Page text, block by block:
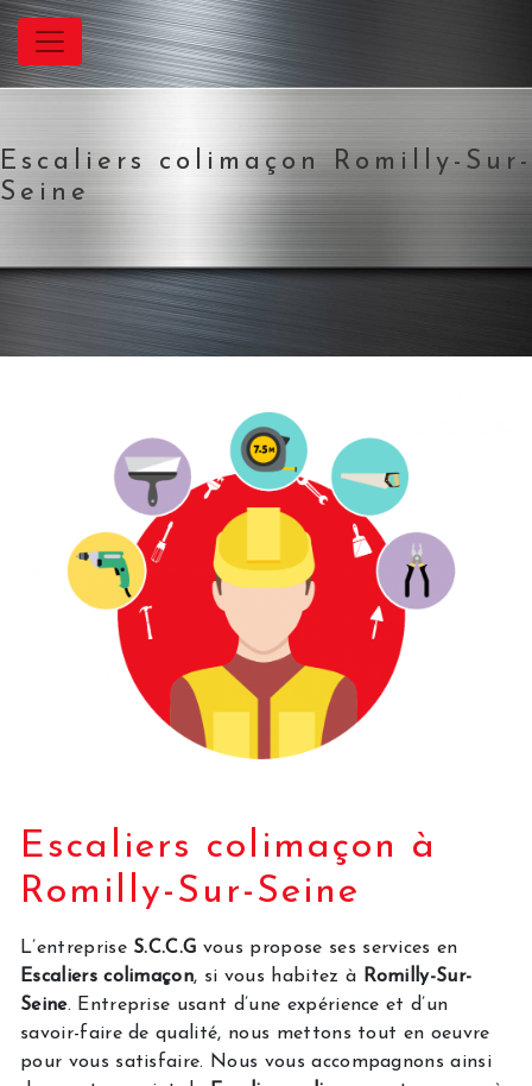
Panneau de gestion des cookies
Escaliers colimaçon Romilly-Sur-
Seine
Escaliers colimaçon à
Romilly-Sur-Seine
L’entreprise S.C.C.G vous propose ses services en
Escaliers colimaçon, si vous habitez à Romilly-Sur-
Seine. Entreprise usant d’une expérience et d’un
savoir-faire de qualité, nous mettons tout en oeuvre
pour vous satisfaire. Nous vous accompagnons ainsi